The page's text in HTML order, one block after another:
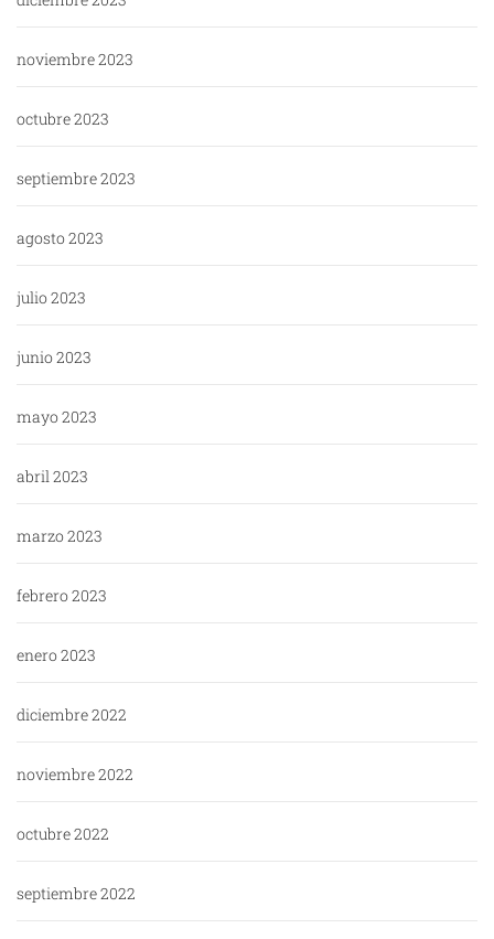
noviembre 2023
octubre 2023
septiembre 2023
agosto 2023
julio 2023
junio 2023
mayo 2023
abril 2023
marzo 2023
febrero 2023
enero 2023
diciembre 2022
noviembre 2022
octubre 2022
septiembre 2022